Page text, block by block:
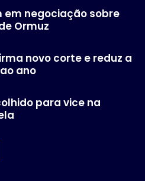
em negociação sobre
Ormuz
novo corte e reduz a
ano
para vice na